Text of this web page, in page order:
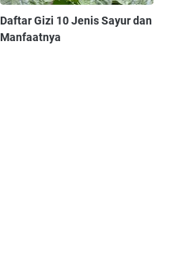
Daftar Gizi 10 Jenis Sayur dan
Manfaatnya